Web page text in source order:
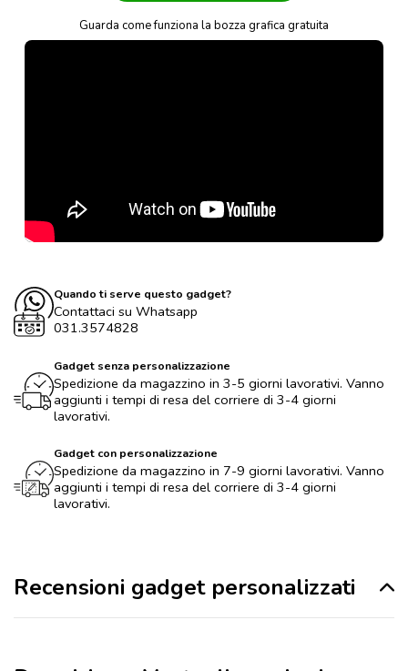
Guarda come funziona la bozza grafica gratuita
Quando ti serve questo gadget?
Contattaci su Whatsapp
031.3574828
Gadget senza personalizzazione
Spedizione da magazzino in 3-5 giorni lavorativi. Vanno
aggiunti i tempi di resa del corriere di 3-4 giorni
lavorativi.
Gadget con personalizzazione
Spedizione da magazzino in 7-9 giorni lavorativi. Vanno
aggiunti i tempi di resa del corriere di 3-4 giorni
lavorativi.
Recensioni gadget personalizzati